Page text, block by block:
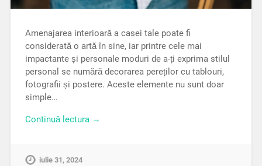
Amenajarea interioară a casei tale poate fi
considerată o artă în sine, iar printre cele mai
impactante și personale moduri de a-ți exprima stilul
personal se numără decorarea pereților cu tablouri,
fotografii și postere. Aceste elemente nu sunt doar
simple…
Continuă lectura →
iulie 31, 2024